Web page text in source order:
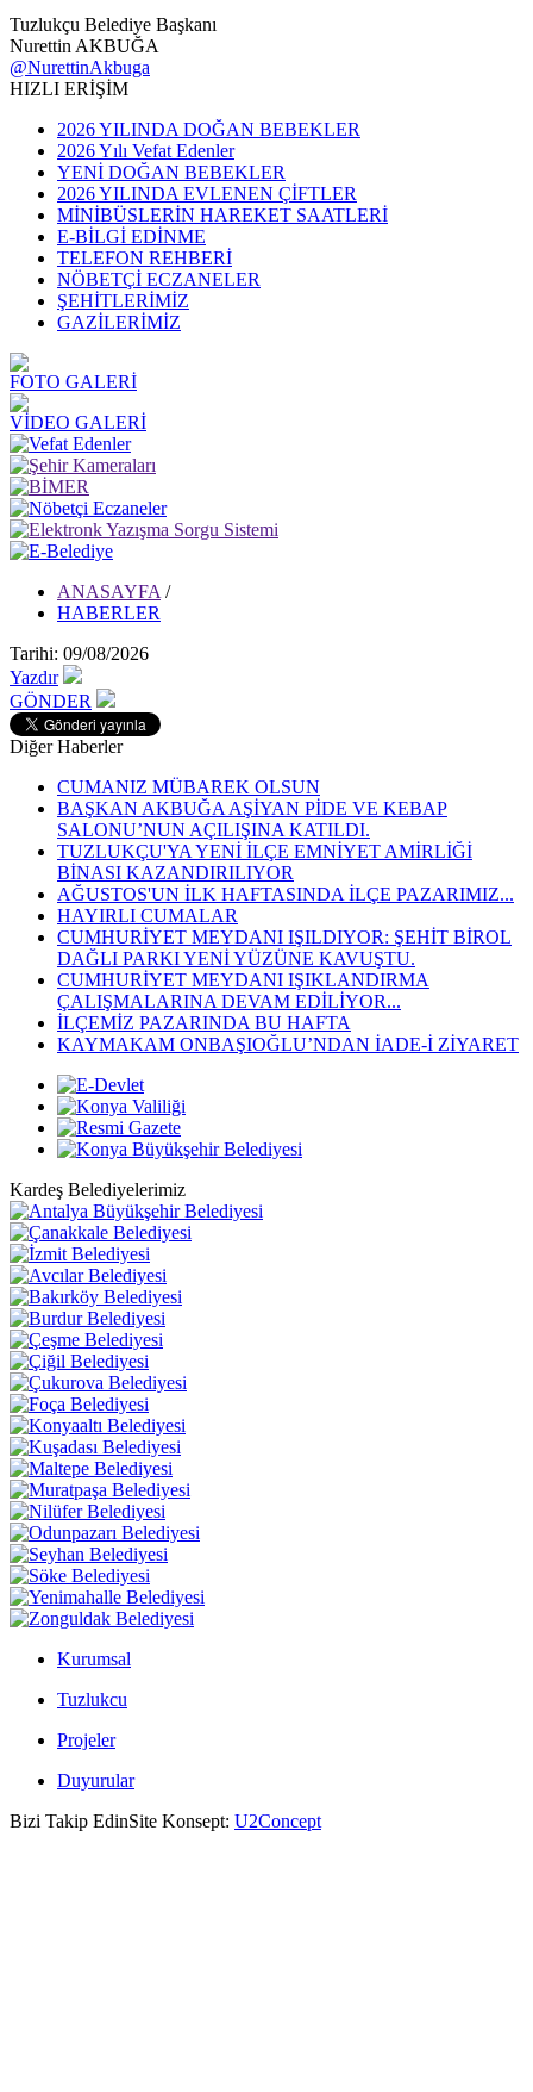
Tuzlukçu Belediye Başkanı
Nurettin AKBUĞA
@NurettinAkbuga
HIZLI ERİŞİM
2026 YILINDA DOĞAN BEBEKLER
2026 Yılı Vefat Edenler
YENİ DOĞAN BEBEKLER
2026 YILINDA EVLENEN ÇİFTLER
MİNİBÜSLERİN HAREKET SAATLERİ
E-BİLGİ EDİNME
TELEFON REHBERİ
NÖBETÇİ ECZANELER
ŞEHİTLERİMİZ
GAZİLERİMİZ
FOTO GALERİ
VİDEO GALERİ
ANASAYFA /
HABERLER
Tarihi: 09/08/2026
Yazdır
GÖNDER
Diğer Haberler
CUMANIZ MÜBAREK OLSUN
BAŞKAN AKBUĞA AŞİYAN PİDE VE KEBAP
SALONU’NUN AÇILIŞINA KATILDI.
TUZLUKÇU'YA YENİ İLÇE EMNİYET AMİRLİĞİ
BİNASI KAZANDIRILIYOR
AĞUSTOS'UN İLK HAFTASINDA İLÇE PAZARIMIZ...
HAYIRLI CUMALAR
CUMHURİYET MEYDANI IŞILDIYOR: ŞEHİT BİROL
DAĞLI PARKI YENİ YÜZÜNE KAVUŞTU.
CUMHURİYET MEYDANI IŞIKLANDIRMA
ÇALIŞMALARINA DEVAM EDİLİYOR...
İLÇEMİZ PAZARINDA BU HAFTA
KAYMAKAM ONBAŞIOĞLU’NDAN İADE-İ ZİYARET
Kardeş Belediyelerimiz
Kurumsal
Tuzlukcu
Projeler
Duyurular
Bizi Takip EdinSite Konsept: U2Concept